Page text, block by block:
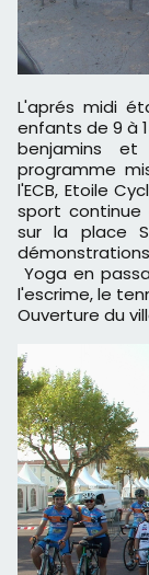
L'aprés midi était plus particulièrement destinée aux
enfants de 9 à
benjamins
programme
l'ECB, Etoile
sport continue
sur la place
Yoga en
l'escrime, le
Ouverture du